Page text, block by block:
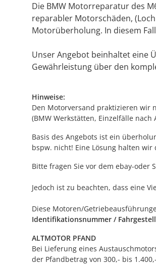
Die BMW Motorreparatur des
reparabler Motorschäden,
Motorüberholung. In diesem
Unser Angebot beinhaltet eine
Gewährleistung über den
Hinweise:
Den Motorversand praktizieren wir
(BMW Werkstätten, Einzelfälle nach
Basis des Angebots ist ein
bspw. nicht! Eine Lösung halten
Bitte fragen Sie vor dem ebay-oder
Jedoch ist zu beachten, dass eine
Diese Motoren/
Identifikationsnummer /
ALTMOTOR PFAND
Bei Lieferung eines
der Pfandbetrag von 300,- bis